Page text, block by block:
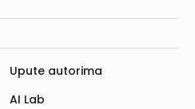
Upute autorima
AI Lab